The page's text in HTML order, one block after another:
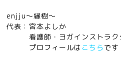
enjju〜縁樹〜
代表：宮本よしか
看護師・ヨガインストラク
プロフィールは こちら です